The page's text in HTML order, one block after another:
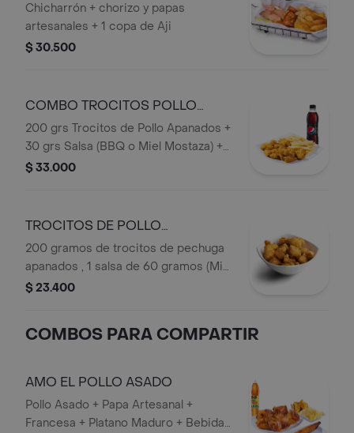
Chicharrón + chorizo y papas
artesanales + 1 copa de Aji
$ 30.500
COMBO TROCITOS POLLO
APANADOS
200 grs Trocitos de Pollo Apanados +
30 grs Salsa (BBQ o Miel Mostaza) +
Francesa o Papa Artesanal+ Bebida
$ 33.000
TROCITOS DE POLLO
APANADOS
200 gramos de trocitos de pechuga
apanados , 1 salsa de 60 gramos (Miel
mostaza o BBQ).
$ 23.400
COMBOS PARA COMPARTIR
AMO EL POLLO ASADO
Pollo Asado + Papa Artesanal +
Francesa + Platano Maduro + Bebida